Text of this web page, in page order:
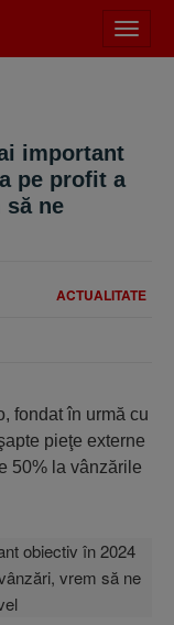
meniu
important
pe profit a
să ne
ACTUALITATE
fondat în urmă cu
pieţe externe
50% la vânzările